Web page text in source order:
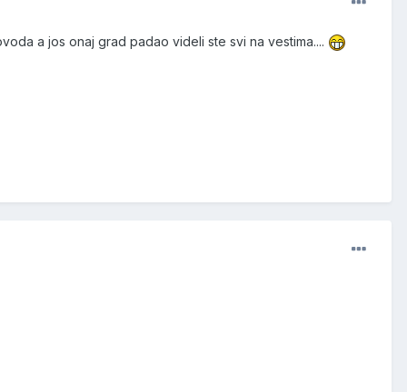
a jos onaj grad padao videli ste svi na vestima....